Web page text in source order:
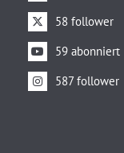
58 follower
59 abonniert
587 follower